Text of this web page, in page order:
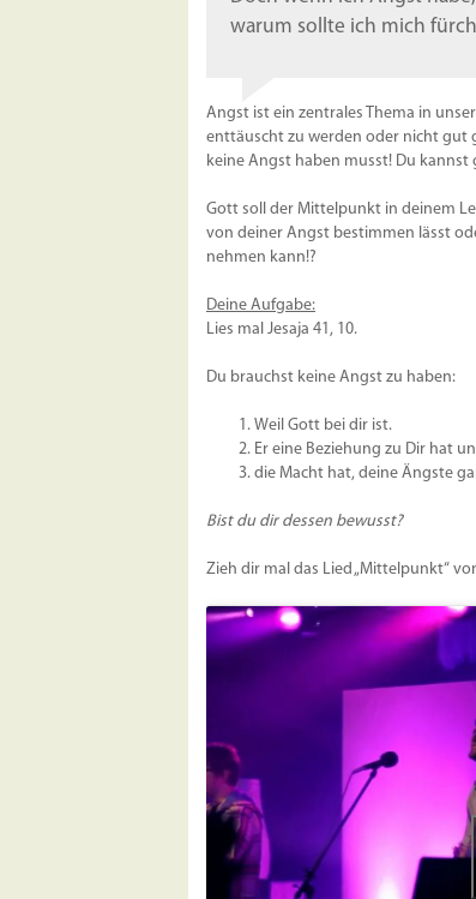
warum sollte ich mich
Angst ist ein zentrales Thema in
enttäuscht zu werden oder nicht gut
keine Angst haben musst! Du
Gott soll der Mittelpunkt in deinem
von deiner Angst bestimmen lässt
nehmen kann!?
Deine Aufgabe:
Lies mal Jesaja 41, 10.
Du brauchst keine Angst zu haben:
Weil Gott bei dir ist.
Er eine Beziehung zu Dir hat
die Macht hat, deine Ängste
Bist du dir dessen bewusst?
Zieh dir mal das Lied „Mittelpunkt“